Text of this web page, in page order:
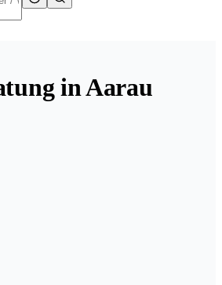
in Aarau